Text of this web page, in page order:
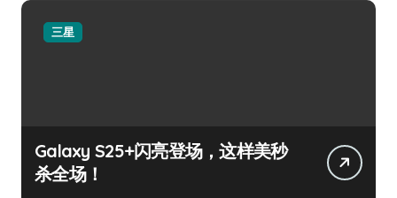
三星
Galaxy S25+闪亮登场，这样美秒
杀全场！